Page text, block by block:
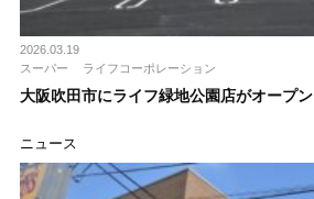
2026.03.19
スーパー
ライフコーポレーション
大阪吹田市にライフ緑地公園店がオープン
ニュース